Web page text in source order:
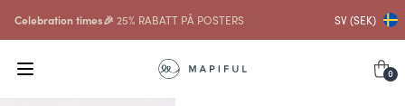
Celebration times🎉 25% RABATT PÅ POSTERS SV (SEK)
0